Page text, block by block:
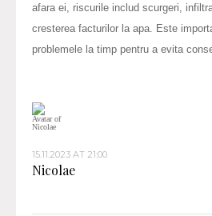
afara ei, riscurile includ scurgeri,
cresterea facturilor la apa. Este
problemele la timp pentru a evita
15.11.2023 AT 21:00
Nicolae